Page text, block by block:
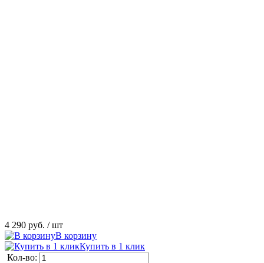
4 290 руб. / шт
В корзину
Купить в 1 клик
Кол-во: